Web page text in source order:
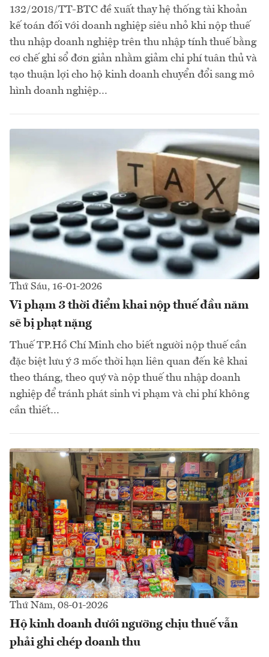
132/2018/TT-BTC đề xuất thay hệ thống tài khoản
kế toán đối với doanh nghiệp siêu nhỏ khi nộp thuế
thu nhập doanh nghiệp trên thu nhập tính thuế bằng
cơ chế ghi sổ đơn giản nhằm giảm chi phí tuân thủ và
tạo thuận lợi cho hộ kinh doanh chuyển đổi sang mô
hình doanh nghiệp…
Thứ Sáu, 16-01-2026
Vi phạm 3 thời điểm khai nộp thuế đầu năm
sẽ bị phạt nặng
Thuế TP.Hồ Chí Minh cho biết người nộp thuế cần
đặc biệt lưu ý 3 mốc thời hạn liên quan đến kê khai
theo tháng, theo quý và nộp thuế thu nhập doanh
nghiệp để tránh phát sinh vi phạm và chi phí không
cần thiết…
Thứ Năm, 08-01-2026
Hộ kinh doanh dưới ngưỡng chịu thuế vẫn
phải ghi chép doanh thu